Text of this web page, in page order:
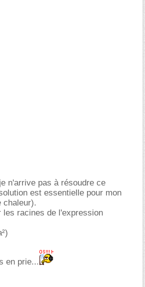
n'arrive pas à résoudre ce
est essentielle pour mon
chaleur).
les racines de l'expression
en prie...